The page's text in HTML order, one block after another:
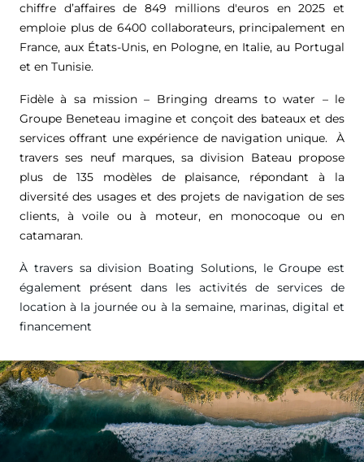
chiffre d’affaires de 849 millions d'euros en 2025 et
emploie plus de 6400 collaborateurs, principalement en
France, aux États-Unis, en Pologne, en Italie, au Portugal
et en Tunisie.
Fidèle à sa mission – Bringing dreams to water – le
Groupe Beneteau imagine et conçoit des bateaux et des
services offrant une expérience de navigation unique. À
travers ses neuf marques, sa division Bateau propose
plus de 135 modèles de plaisance, répondant à la
diversité des usages et des projets de navigation de ses
clients, à voile ou à moteur, en monocoque ou en
catamaran.
À travers sa division Boating Solutions, le Groupe est
également présent dans les activités de services de
location à la journée ou à la semaine, marinas, digital et
financement